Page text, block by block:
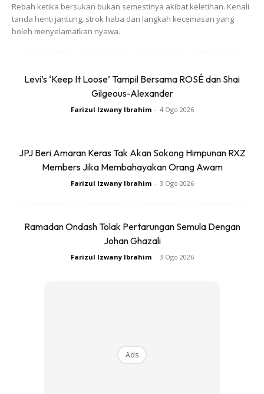
Senaman ini mengutamakan kekuatan seluruh otot perut. Ia
seperti anda sedang berenang. Pergerakan kaki tidak perlu
terlalu laju atau terlalu perlahan. Lakukan secara
sederhana. Lakukan dalam kiraan 20.
Rebah ketika bersukan bukan semestinya akibat keletihan. Kenali
tanda henti jantung, strok haba dan langkah kecemasan yang
boleh menyelamatkan nyawa.
Levi’s ‘Keep It Loose’ Tampil Bersama ROSÉ dan Shai
Gilgeous-Alexander
Farizul Izwany Ibrahim - 4 Ogo 2026
JPJ Beri Amaran Keras Tak Akan Sokong Himpunan RXZ
Members Jika Membahayakan Orang Awam
Farizul Izwany Ibrahim - 3 Ogo 2026
Ramadan Ondash Tolak Pertarungan Semula Dengan
Johan Ghazali
Farizul Izwany Ibrahim - 3 Ogo 2026
Ads